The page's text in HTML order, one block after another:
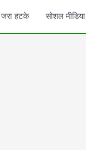
जरा हटके सोशल मीडिया